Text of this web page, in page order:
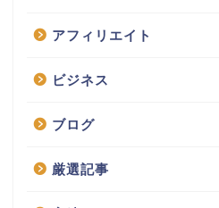
アフィリエイト
ビジネス
ブログ
厳選記事